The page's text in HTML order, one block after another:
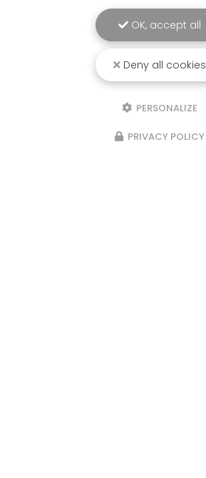
OK, accept all
Deny all cookies
PERSONALIZE
PRIVACY POLICY